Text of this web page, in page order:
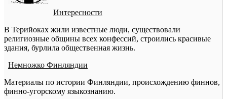
Интересности
В Терийоках жили известные люди, существовали
религиозные общины всех конфессий, строились красивые
здания, бурлила общественная жизнь.
Немножко Финляндии
Материалы по истории Финляндии, происхождению финнов,
финно-угорскому языкознанию.